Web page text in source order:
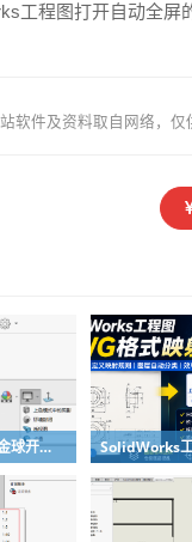
工程图打开自动全屏
软件及资料取自网络，
SolidWorks2026小金球开启方法realview功能开启